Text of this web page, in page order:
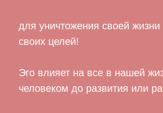
для уничтожения своей
своих целей!
Эго влияет на все в нашей
человеком до развития или